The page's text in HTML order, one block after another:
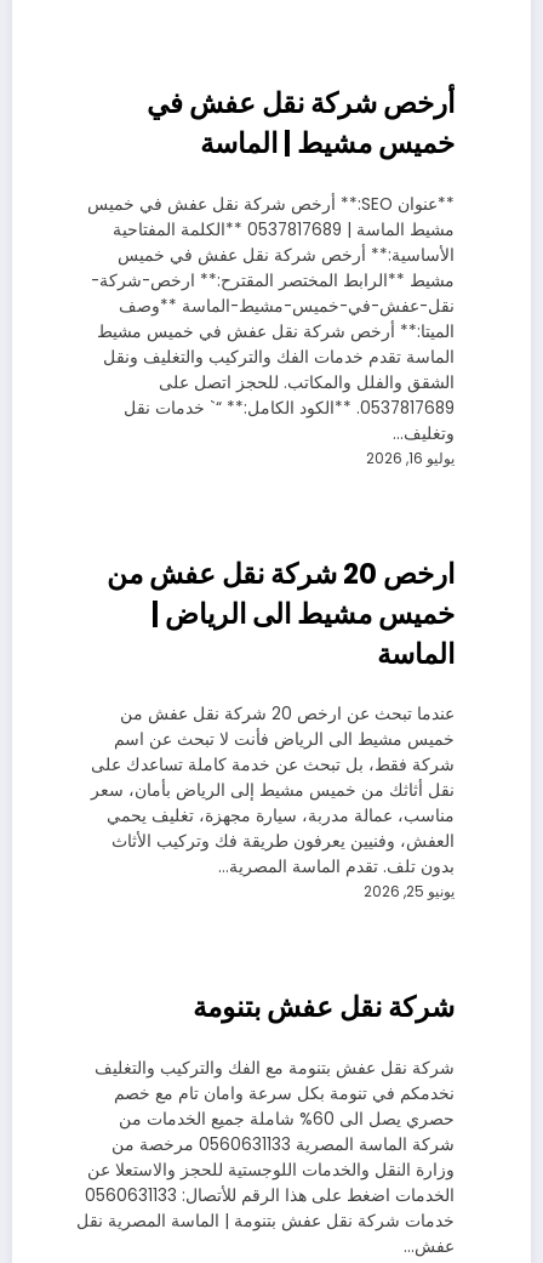
أرخص شركة نقل عفش في
خميس مشيط | الماسة
**عنوان SEO:** أرخص شركة نقل عفش في خميس
مشيط الماسة | 0537817689 **الكلمة المفتاحية
الأساسية:** أرخص شركة نقل عفش في خميس
مشيط **الرابط المختصر المقترح:** ارخص-شركة-
نقل-عفش-في-خميس-مشيط-الماسة **وصف
الميتا:** أرخص شركة نقل عفش في خميس مشيط
الماسة تقدم خدمات الفك والتركيب والتغليف ونقل
الشقق والفلل والمكاتب. للحجز اتصل على
0537817689. **الكود الكامل:** “` خدمات نقل
وتغليف…
يوليو 16, 2026
ارخص 20 شركة نقل عفش من
خميس مشيط الى الرياض |
الماسة
عندما تبحث عن ارخص 20 شركة نقل عفش من
خميس مشيط الى الرياض فأنت لا تبحث عن اسم
شركة فقط، بل تبحث عن خدمة كاملة تساعدك على
نقل أثاثك من خميس مشيط إلى الرياض بأمان، سعر
مناسب، عمالة مدربة، سيارة مجهزة، تغليف يحمي
العفش، وفنيين يعرفون طريقة فك وتركيب الأثاث
بدون تلف. تقدم الماسة المصرية…
يونيو 25, 2026
شركة نقل عفش بتنومة
شركة نقل عفش بتنومة مع الفك والتركيب والتغليف
نخدمكم في تنومة بكل سرعة وامان تام مع خصم
حصري يصل الى 60% شاملة جميع الخدمات من
شركة الماسة المصرية 0560631133 مرخصة من
وزارة النقل والخدمات اللوجستية للحجز والاستعلا عن
الخدمات اضغط على هذا الرقم للأتصال: 0560631133
خدمات شركة نقل عفش بتنومة | الماسة المصرية نقل
عفش…